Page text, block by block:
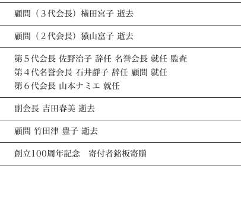
顧問（３代会長）横田宮子 逝去
顧問（２代会長）猿山富子 逝去
第５代会長 佐野治子 辞任 名誉会長 就任 監査
第４代名誉会長 石井靜子 辞任 顧問 就任
第６代会長 山本ナミエ 就任
副会長 吉田春美 逝去
顧問 竹田津 豊子 逝去
創立100周年記念 寄付者銘板寄贈